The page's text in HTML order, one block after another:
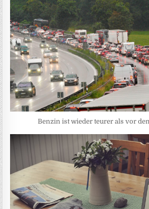
Benzin ist wieder teurer als vor